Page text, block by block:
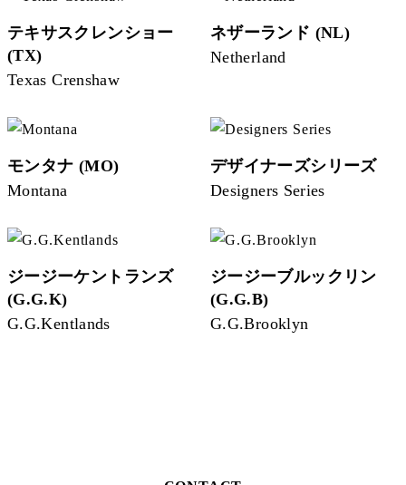
テキサスクレンショー
(TX)
Texas Crenshaw
ネザーランド (NL)
Netherland
モンタナ (MO)
Montana
デザイナーズシリーズ
Designers Series
ジージーケントランズ
(G.G.K)
G.G.Kentlands
ジージーブルックリン
(G.G.B)
G.G.Brooklyn